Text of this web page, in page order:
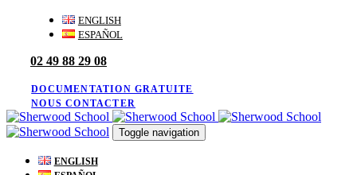
navigation
content
ENGLISH
ESPAÑOL
02 49 88 29 08
DOCUMENTATION GRATUITE
NOUS CONTACTER
Toggle navigation
ENGLISH